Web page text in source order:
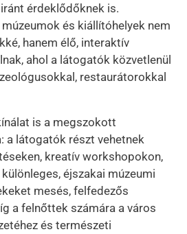
érdeklődőknek is.
és kiállítóhelyek nem
hanem élő, interaktív
ahol a látogatók közvetlenül
restaurátorokkal
is a megszokott
a látogatók részt vehetnek
kreatív workshopokon,
éjszakai múzeumi
mesés, felfedezős
a felnőttek számára a város
és természeti